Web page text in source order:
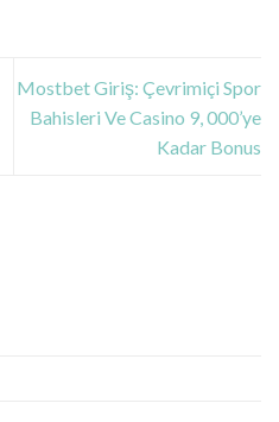
Mostbet Giriş: Çevrimiçi Spor
Bahisleri Ve Casino 9, 000’ye
Kadar Bonus